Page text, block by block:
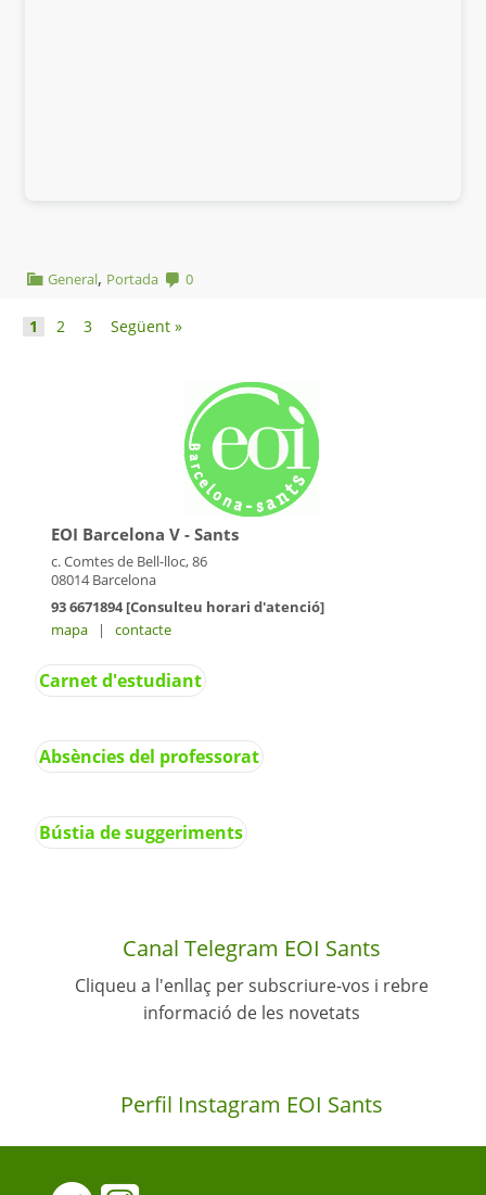
General, Portada 0
1 2 3 Següent »
EOI Barcelona V - Sants
c. Comtes de Bell-lloc, 86
08014 Barcelona
93 6671894 [Consulteu horari d'atenció]
mapa
| contacte
Carnet d'estudiant
Absències del professorat
Bústia de suggeriments
Canal Telegram EOI Sants
Cliqueu a l'enllaç per subscriure-vos i rebre
informació de les novetats
Perfil Instagram EOI Sants